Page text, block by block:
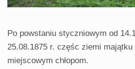
Po powstaniu styczniowym od
25.08.1875 r. częśc ziemi majątku
miejscowym chłopom.